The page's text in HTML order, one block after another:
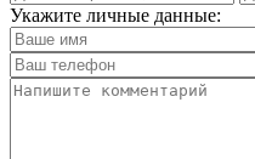
Укажите личные данные: